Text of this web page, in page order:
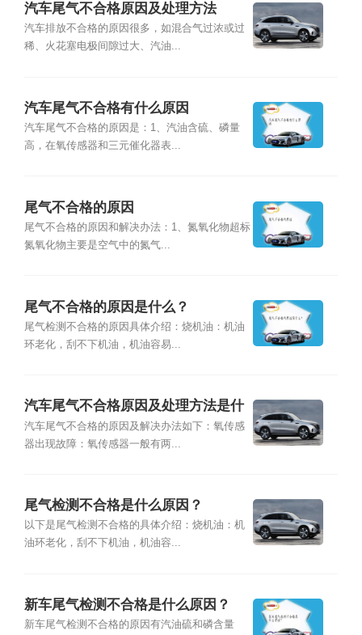
汽车尾气不合格原因及处理方法
汽车排放不合格的原因很多，如混合气过浓或过
稀、火花塞电极间隙过大、汽油...
汽车尾气不合格有什么原因
汽车尾气不合格的原因是：1、汽油含硫、磷量
高，在氧传感器和三元催化器表...
尾气不合格的原因
尾气不合格的原因和解决办法：1、氮氧化物超标
氮氧化物主要是空气中的氮气...
尾气不合格的原因是什么？
尾气检测不合格的原因具体介绍：烧机油：机油
环老化，刮不下机油，机油容易...
汽车尾气不合格原因及处理方法是什
么？
汽车尾气不合格的原因及解决办法如下：氧传感
器出现故障：氧传感器一般有两...
尾气检测不合格是什么原因？
以下是尾气检测不合格的具体介绍：烧机油：机
油环老化，刮不下机油，机油容...
新车尾气检测不合格是什么原因？
新车尾气检测不合格的原因有汽油硫和磷含量